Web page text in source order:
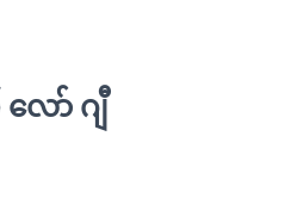
ာ် ဂျီ